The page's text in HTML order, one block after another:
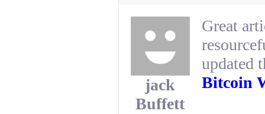
jack
Buffett
Great
updated
Bitcoin